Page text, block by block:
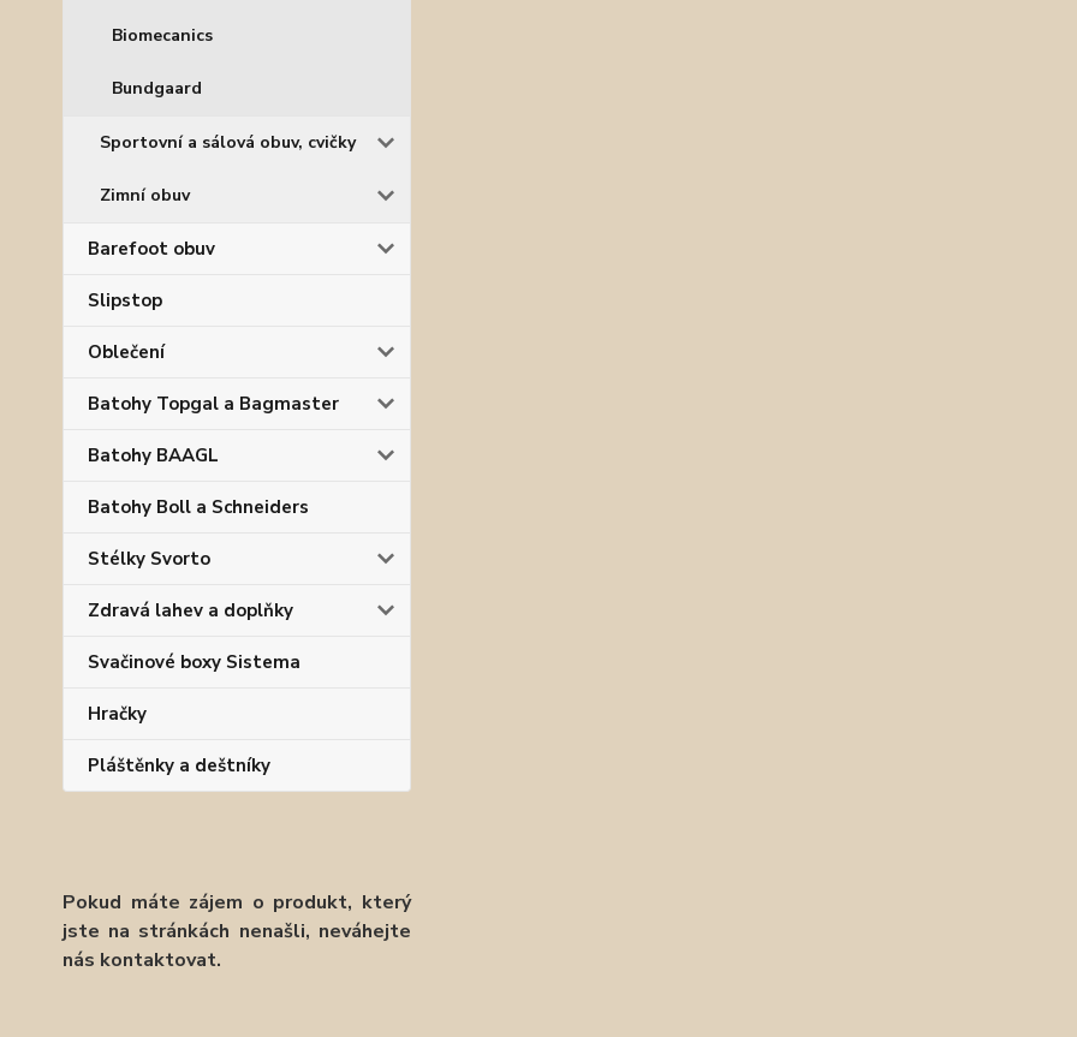
Biomecanics
Bundgaard
Sportovní a sálová obuv, cvičky
Zimní obuv
Barefoot obuv
Slipstop
Oblečení
Batohy Topgal a Bagmaster
Batohy BAAGL
Batohy Boll a Schneiders
Stélky Svorto
Zdravá lahev a doplňky
Svačinové boxy Sistema
Hračky
Pláštěnky a deštníky
Pokud máte zájem o produkt, který
jste na stránkách nenašli, neváhejte
nás kontaktovat.